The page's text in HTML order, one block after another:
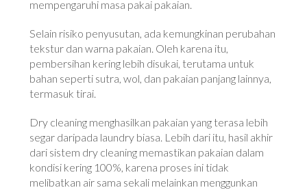
mempengaruhi masa pakai pakaian.
Selain risiko penyusutan, ada kemungkinan perubahan
tekstur dan warna pakaian. Oleh karena itu,
pembersihan kering lebih disukai, terutama untuk
bahan seperti sutra, wol, dan pakaian panjang lainnya,
termasuk tirai.
Dry cleaning menghasilkan pakaian yang terasa lebih
segar daripada laundry biasa. Lebih dari itu, hasil akhir
dari sistem dry cleaning memastikan pakaian dalam
kondisi kering 100%, karena proses ini tidak
melibatkan air sama sekali melainkan menggunkan